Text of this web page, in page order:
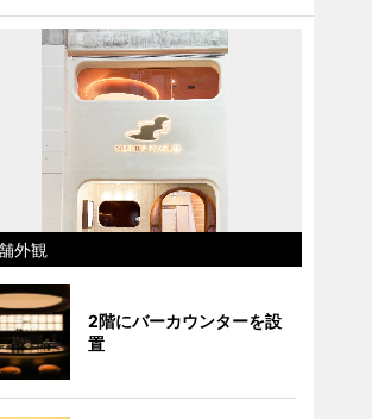
外観
2階にバーカウンターを設
置